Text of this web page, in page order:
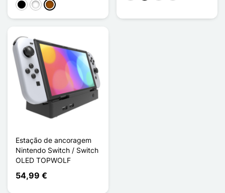
PretoBrancoCastanho
Estação de ancoragem
Nintendo Switch / Switch
OLED TOPWOLF
54,99 €